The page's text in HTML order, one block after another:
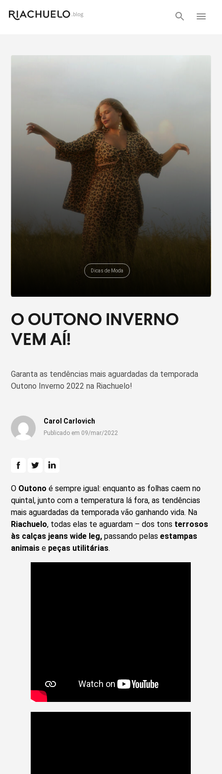
Dicas de Moda
O OUTONO INVERNO
VEM AÍ!
Garanta as tendências mais aguardadas da temporada
Outono Inverno 2022 na Riachuelo!
Carol Carlovich
Publicado em 09/mar/2022
O Outono é sempre igual: enquanto as folhas caem no
quintal, junto com a temperatura lá fora, as tendências
mais aguardadas da temporada vão ganhando vida. Na
Riachuelo, todas elas te aguardam – dos tons terrosos
às calças jeans wide leg, passando pelasestampas
animais e peças utilitárias.